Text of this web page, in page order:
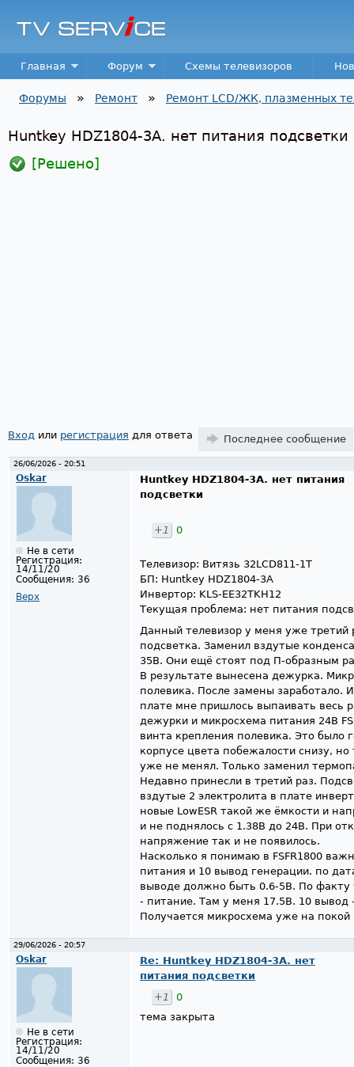
TV
Service
Main menu
Главная Форум Схемы телевизоров
Форумы » Ремонт » Ремонт LCD/ЖК, плазменных
Huntkey HDZ1804-3A. нет питания подсветки
[Решено]
Вход или регистрация для ответа Последнее сообщение
26/06/2026 - 20:51
Oskar
Не в сети
Регистрация:
14/11/20
Сообщения: 36
Верх
Huntkey HDZ1804-3A. нет питания
подсветки
+1 0
Телевизор: Витязь 32LCD811-1T
БП: Huntkey HDZ1804-3A
Инвертор: KLS-EE32TKH12
Текущая проблема: нет питания
Данный телевизор у меня уже третий
подсветка. Заменил вздутые
35В. Они ещё стоят под П-образным
В результате вынесена дежурка.
полевика. После замены заработало.
плате мне пришлось выпаивать весь
дежурки и микросхема питания 24В
винта крепления полевика. Это было
корпусе цвета побежалости снизу,
уже не менял. Только заменил
Недавно принесли в третий раз.
вздутые 2 электролита в плате
новые LowESR такой же ёмкости и
и не поднялось с 1.38В до 24В. При
напряжение так и не появилось.
Насколько я понимаю в FSFR1800
питания и 10 вывод генерации. по
выводе должно быть 0.6-5В. По факту
- питание. Там у меня 17.5В. 10 вывод
Получается микросхема уже на покой
29/06/2026 - 20:57
Oskar
Не в сети
Регистрация:
14/11/20
Сообщения: 36
Re: Huntkey HDZ1804-3A. нет
питания подсветки
+1
0
тема закрыта